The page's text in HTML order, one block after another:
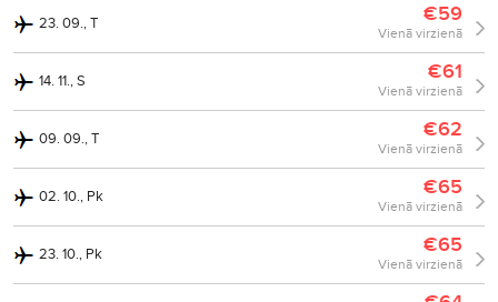
23. 09., T €59
Vienā virzienā
14. 11., S €61
Vienā virzienā
09. 09., T €62
Vienā virzienā
02. 10., Pk €65
Vienā virzienā
23. 10., Pk €65
Vienā virzienā